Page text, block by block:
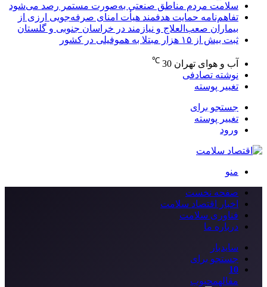
سلامت مردم مناطق صنعتی به‌صورت مستمر رصد می‌شود
تفاهم‌نامه حمایت هدفمند هیأت امنای صرفه‌جویی ارزی از
بیماران صعب‌العلاج و نیازمند در خراسان جنوبی و گلستان
ثبت بیش از ۱۵ هزار مبتلا به هموفیلی در کشور
آب و هوای تهران 30
℃
نوشته تصادفی
تغییر پوسته
جستجو برای
تغییر پوسته
ورود
منو
صفحه نخست
اخبار اقتصاد سلامت
فناوری سلامت
درباره ما
سایدبار
جستجو برای
10
مقالهمحبوب